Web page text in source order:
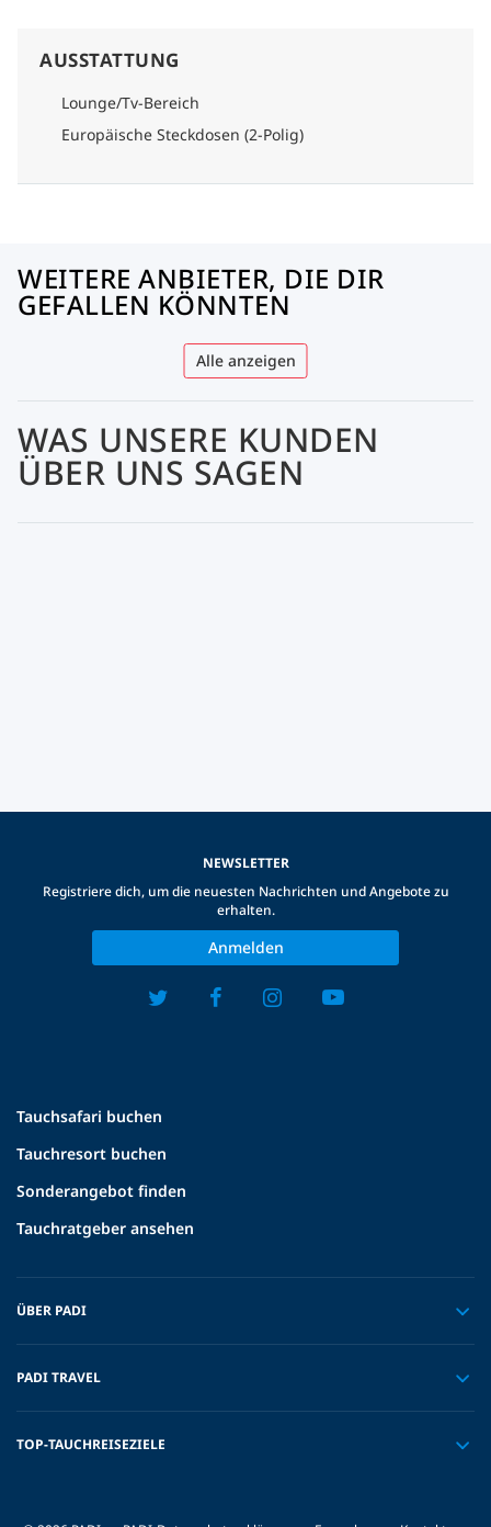
AUSSTATTUNG
Lounge/Tv-Bereich
Europäische Steckdosen (2-Polig)
WEITERE ANBIETER, DIE DIR
GEFALLEN KÖNNTEN
Alle anzeigen
WAS UNSERE KUNDEN
ÜBER UNS SAGEN
Tauchsafari buchen
Tauchresort buchen
Sonderangebot finden
Tauchratgeber ansehen
ÜBER PADI
PADI TRAVEL
TOP-TAUCHREISEZIELE
NEWSLETTER
Registriere dich, um die neuesten Nachrichten und Angebote zu
erhalten.
Anmelden